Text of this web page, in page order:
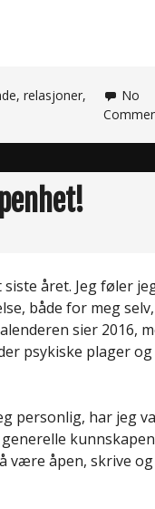
, relasjoner,
No
året. Jeg føler
både for meg selv,
sier 2016,
psykiske plager og
personlig, har jeg
være åpen, skrive og